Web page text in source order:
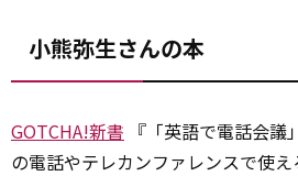
小熊弥生さんの本
GOTCHA!新書 『「英語で電話会
の電話やテレカンファレンスで使